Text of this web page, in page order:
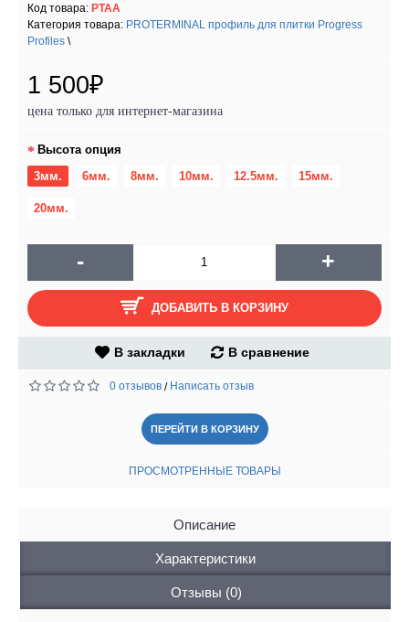
Код товара: PTAA
Категория товара: PROTERMINAL профиль для плитки Progress
Profiles \
1 500₽
цена только для интернет-магазина
Высота опция
3мм.
6мм. 8мм. 10мм. 12.5мм. 15мм.
20мм.
- +
ДОБАВИТЬ В КОРЗИНУ
В закладки В сравнение
0 отзывов / Написать отзыв
ПЕРЕЙТИ В КОРЗИНУ
ПРОСМОТРЕННЫЕ ТОВАРЫ
Описание
Характеристики
Отзывы (0)